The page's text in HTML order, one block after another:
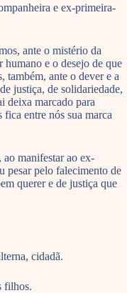
e ex-primeira-
ante o mistério da
e o desejo de que
também, ante o dever e a
justiça, de solidariedade,
deixa marcado para
entre nós sua marca
manifestar ao ex-
pesar pelo falecimento de
querer e de justiça que
cidadã.
filhos.